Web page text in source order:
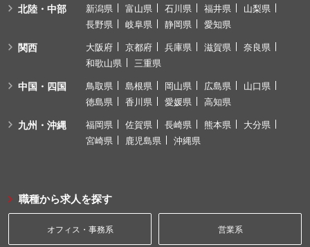
北陸・中部 新潟県 富山県 石川県 福井県
山梨県
長野県
岐阜県 静岡県 愛知県
関西 大阪府 京都府 兵庫県 滋賀県
奈良県
和歌山県
三重県
中国・四国 鳥取県 島根県 岡山県 広島県
山口県
徳島県
香川県 愛媛県 高知県
九州・沖縄 福岡県 佐賀県 長崎県 熊本県
大分県
宮崎県
鹿児島県 沖縄県
職種から求人を探す
オフィス・事務系 営業系